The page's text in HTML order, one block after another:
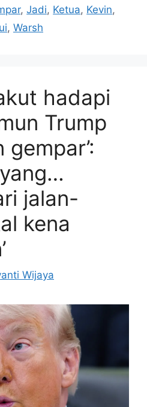
,Jadi, Ketua, Kevin,
, Warsh
hadapi
Trump
gempar’:
jalan-
kena
Wijaya